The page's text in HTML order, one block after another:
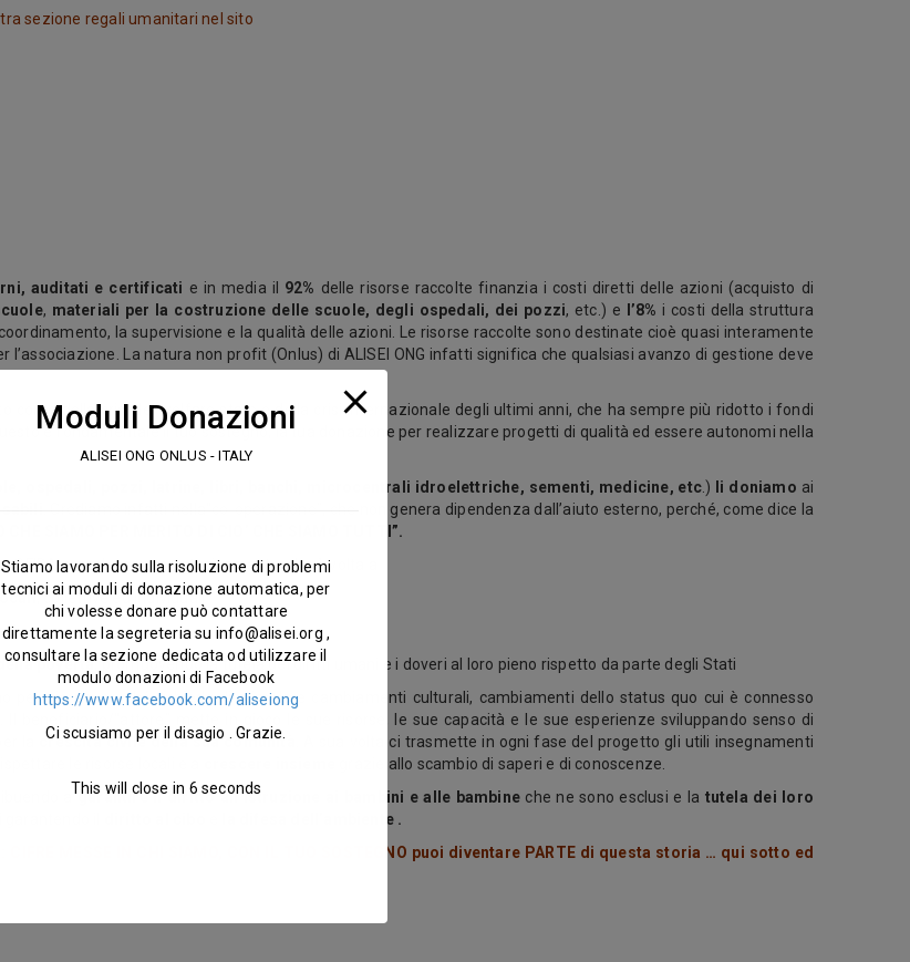
sezione regali umanitari nel sito
auditati e certificati e in media il 92% delle risorse raccolte finanzia i costi diretti delle azioni (acquisto di
, materiali per la costruzione delle scuole, degli ospedali, dei pozzi, etc.) e l’8% i costi della struttura
la supervisione e la qualità delle azioni. Le risorse raccolte sono destinate cioè quasi interamente
La natura non profit (Onlus) di ALISEI ONG infatti significa che qualsiasi avanzo di gestione deve
conto della crisi del welfare state e della crisi internazionale degli ultimi anni, che ha sempre più ridotto i fondi
è fondamentale il tuo sostegno, la tua donazione per realizzare progetti di qualità ed essere autonomi nella
ospedali, pozzi, latrine, libri, banchi, microcentrali idroelettriche, sementi, medicine, etc .) li doniamo ai
. Crediamo infatti nella“co-operazione”, che non genera dipendenza dall’aiuto esterno, perché, come dice la
CHE SIAMO PER MERITO DI CIO’ CHE SIAMO TUTTI”.
SFIDA complessa ma entusiasmante, che è volta a
locali, collettive ed individuali
povertà, promuovendo la tutela dei diritti umani e i doveri al loro pieno rispetto da parte degli Stati
per giorno, perché richiede di stimolare cambiamenti culturali, cambiamenti dello status quo cui è connesso
beneficiario/“attore” mette in gioco le sue risorse, le sue capacità e le sue esperienze sviluppando senso di
la
crescita civile della sua comunità
. A sua volta ci trasmette in ogni fase del progetto gli utili insegnamenti
le risorse locali e a
grazie allo scambio di saperi e di conoscenze.
a garantire il diritto all’istruzione ai bambini e alle bambineche ne sono esclusi e la tutela dei loro
il
la difesa dell’ambiente .
MESSE IN CHI SIAMO, CON IL TUO SOSTEGNO puoi diventare PARTE di questa storia … qui sotto ed
Moduli Donazioni
ALISEI ONG ONLUS - ITALY
Stiamo lavorando sulla risoluzione di problemi
tecnici ai moduli di donazione automatica, per
chi volesse donare può contattare
direttamente la segreteria su info@alisei.org ,
consultare la sezione dedicata od utilizzare il
modulo donazioni di Facebook
https://www.facebook.com/aliseiong
Ci scusiamo per il disagio . Grazie.
This will close in 5 seconds